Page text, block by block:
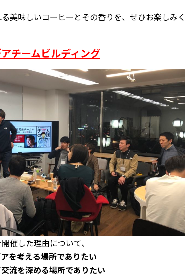
美味しいコーヒーとその香りを、ぜひお楽しみく
チームビルディング
催した理由について、
を考える場所でありたい
流を深める場所でありたい